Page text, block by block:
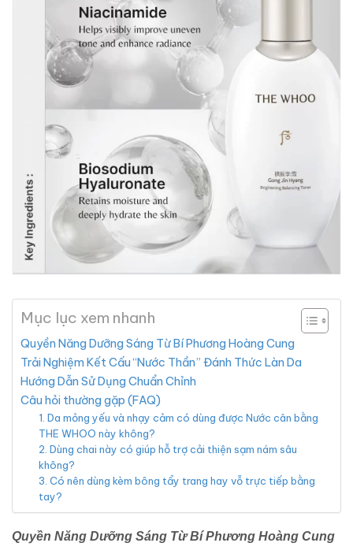
Mục lục xem nhanh
Quyền Năng Dưỡng Sáng Từ Bí Phương Hoàng Cung
Trải Nghiệm Kết Cấu “Nước Thần” Đánh Thức Làn Da
Hướng Dẫn Sử Dụng Chuẩn Chỉnh
Câu hỏi thường gặp (FAQ)
1. Da mỏng yếu và nhạy cảm có dùng được Nước cân bằng
THE WHOO này không?
2. Dùng chai này có giúp hỗ trợ cải thiện sạm nám sâu
không?
3. Có nên dùng kèm bông tẩy trang hay vỗ trực tiếp bằng
tay?
Quyền Năng Dưỡng Sáng Từ Bí Phương Hoàng Cung